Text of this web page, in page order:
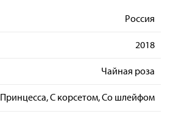
Россия
2018
Чайная роза
Принцесса, С корсетом, Со шлейфом